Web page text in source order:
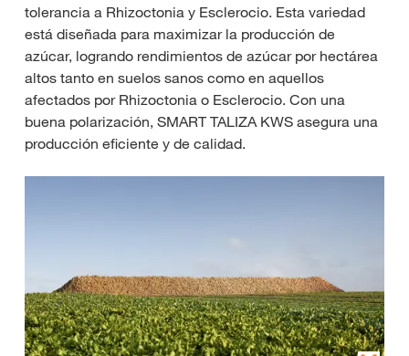
tolerancia a Rhizoctonia y Esclerocio. Esta variedad
está diseñada para maximizar la producción de
azúcar, logrando rendimientos de azúcar por hectárea
altos tanto en suelos sanos como en aquellos
afectados por Rhizoctonia o Esclerocio. Con una
buena polarización, SMART TALIZA KWS asegura una
producción eficiente y de calidad.